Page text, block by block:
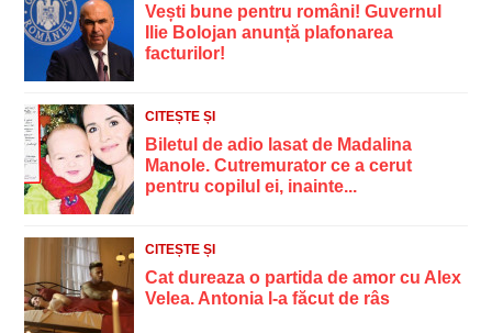
Vești bune pentru români! Guvernul
Ilie Bolojan anunță plafonarea
facturilor!
CITEȘTE ȘI
Biletul de adio lasat de Madalina
Manole. Cutremurator ce a cerut
pentru copilul ei, inainte...
CITEȘTE ȘI
Cat dureaza o partida de amor cu Alex
Velea. Antonia l-a făcut de râs